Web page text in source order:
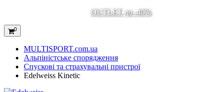
OUTLET до -40%
0
MULTISPORT.com.ua
Альпіністське спорядження
Спускові та страхувальні пристрої
Edelweiss Kinetic